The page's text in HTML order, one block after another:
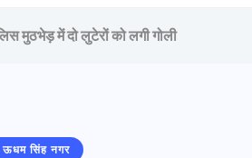
मुठभेड़ में दो लुटेरों को लगी गोली
ऊधम सिंह नगर